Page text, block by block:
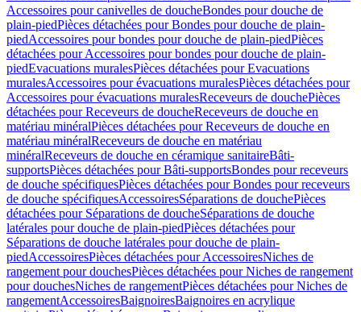
Accessoires pour canivelles de doucheBondes pour douche de
plain-piedPièces détachées pour Bondes pour douche de plain-
piedAccessoires pour bondes pour douche de plain-piedPièces
détachées pour Accessoires pour bondes pour douche de plain-
piedEvacuations muralesPièces détachées pour Evacuations
muralesAccessoires pour évacuations muralesPièces détachées pour
Accessoires pour évacuations muralesReceveurs de douchePièces
détachées pour Receveurs de doucheReceveurs de douche en
matériau minéralPièces détachées pour Receveurs de douche en
matériau minéralReceveurs de douche en matériau
minéralReceveurs de douche en céramique sanitaireBâti-
supportsPièces détachées pour Bâti-supportsBondes pour receveurs
de douche spécifiquesPièces détachées pour Bondes pour receveurs
de douche spécifiquesAccessoiresSéparations de douchePièces
détachées pour Séparations de doucheSéparations de douche
latérales pour douche de plain-piedPièces détachées pour
Séparations de douche latérales pour douche de plain-
piedAccessoiresPièces détachées pour AccessoiresNiches de
rangement pour douchesPièces détachées pour Niches de rangement
pour douchesNiches de rangementPièces détachées pour Niches de
rangementAccessoiresBaignoiresBaignoires en acrylique